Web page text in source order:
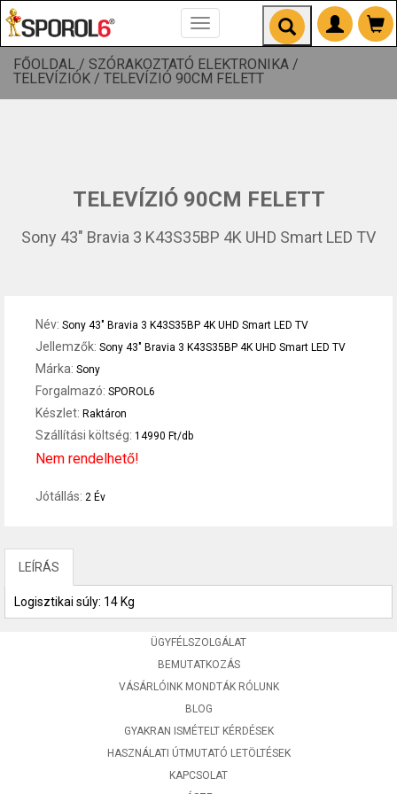
Toggle
navigation
FŐOLDAL / SZÓRAKOZTATÓ ELEKTRONIKA /
TELEVÍZIÓK / TELEVÍZIÓ 90CM FELETT
TELEVÍZIÓ 90CM FELETT
Sony 43" Bravia 3 K43S35BP 4K UHD Smart LED TV
Név: Sony 43" Bravia 3 K43S35BP 4K UHD Smart LED TV
Jellemzők: Sony 43" Bravia 3 K43S35BP 4K UHD Smart LED TV
Márka: Sony
Forgalmazó: SPOROL6
Készlet: Raktáron
Szállítási költség: 14990 Ft/db
Nem rendelhető!
Jótállás: 2 Év
LEÍRÁS
Logisztikai súly: 14 Kg
ÜGYFÉLSZOLGÁLAT
BEMUTATKOZÁS
VÁSÁRLÓINK MONDTÁK RÓLUNK
BLOG
GYAKRAN ISMÉTELT KÉRDÉSEK
HASZNÁLATI ÚTMUTATÓ LETÖLTÉSEK
KAPCSOLAT